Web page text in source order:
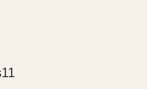
11